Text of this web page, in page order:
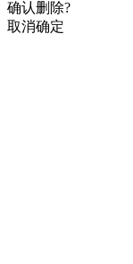
确认删除?
取消确定